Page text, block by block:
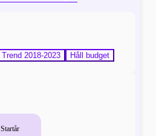
Trend 2018-2023 Håll budget
Startår